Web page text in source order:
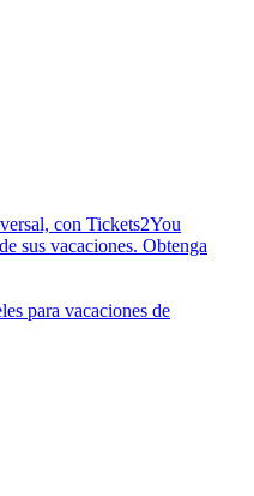
con Tickets2You
sus vacaciones. Obtenga
para vacaciones de